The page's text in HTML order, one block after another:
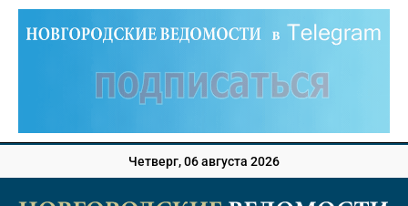
Четверг, 06 августа 2026